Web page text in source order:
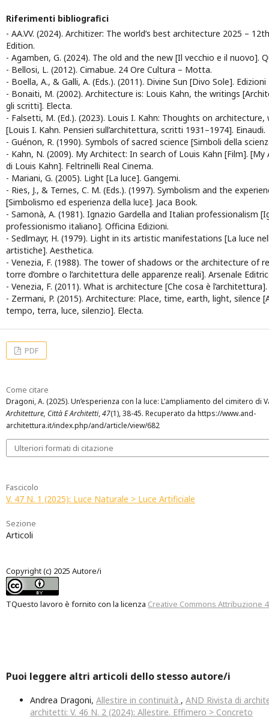
Riferimenti bibliografici
- AA.VV. (2024). Architizer: The world’s best architecture 2025 –
Edition.
- Agamben, G. (2024). The old and the new [Il vecchio e il nuovo].
- Bellosi, L. (2012). Cimabue. 24 Ore Cultura – Motta.
- Boella, A., & Galli, A. (Eds.). (2011). Divine Sun [Divo Sole].
- Bonaiti, M. (2002). Architecture is: Louis Kahn, the writings
gli scritti]. Electa.
- Falsetti, M. (Ed.). (2023). Louis I. Kahn: Thoughts on
[Louis I. Kahn. Pensieri sull’architettura, scritti 1931–1974]. Einaudi.
- Guénon, R. (1990). Symbols of sacred science [Simboli della
- Kahn, N. (2009). My Architect: In search of Louis Kahn [Film]. [My
di Louis Kahn]. Feltrinelli Real Cinema.
- Mariani, G. (2005). Light [La luce]. Gangemi.
- Ries, J., & Ternes, C. M. (Eds.). (1997). Symbolism and the
[Simbolismo ed esperienza della luce]. Jaca Book.
- Samonà, A. (1981). Ignazio Gardella and Italian professionalism
professionismo italiano]. Officina Edizioni.
- Sedlmayr, H. (1979). Light in its artistic manifestations [La luce
artistiche]. Aesthetica.
- Venezia, F. (1988). The tower of shadows or the architecture of
torre d’ombre o l’architettura delle apparenze reali]. Arsenale
- Venezia, F. (2011). What is architecture [Che cosa è
- Zermani, P. (2015). Architecture: Place, time, earth, light, silence
tempo, terra, luce, silenzio]. Electa.
PDF
Come citare
Dragoni, A. (2025). Un’esperienza con la luce: L’ampliamento del cimitero di
Architetture, Città E Architetti,47(1), 38-45. Recuperato da https://www.and-
architettura.it/index.php/and/article/view/682
Ulteriori formati di citazione
Fascicolo
V. 47 N. 1 (2025): Luce Naturale > Luce Artificiale
Sezione
Articoli
Copyright (c) 2025 Autore/i
TQuesto lavoro è fornito con la licenza Creative Commons Attribuzione
Puoi leggere altri articoli dello stesso autore/i
Andrea Dragoni, Allestire in continuità , AND Rivista di
architetti: V. 46 N. 2 (2024): Allestire. Effimero > Concreto